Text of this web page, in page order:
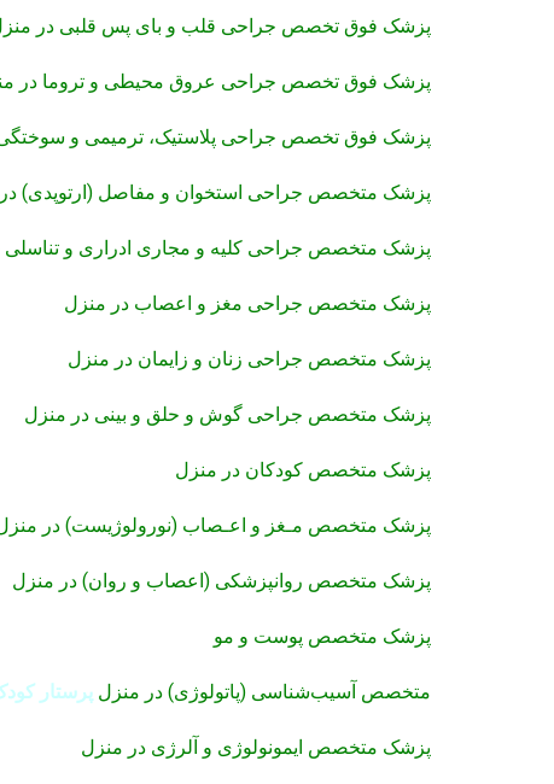
پزشک فوق تخصص جراحی قلب و بای پس قلبی در
پزشک فوق تخصص جراحی عروق محیطی و تروما در
پزشک فوق تخصص جراحی پلاستیک، ترمیمی و
پزشک متخصص جراحی استخوان و مفاصل (ارتوپدی)
پزشک متخصص جراحی کلیه و مجاری ادراری و تناسلی
پزشک متخصص جراحی مغز و اعصاب در منزل
پزشک متخصص جراحی زنان و زایمان در منزل
پزشک متخصص جراحی گوش و حلق و بینی در منزل
پزشک متخصص کودکان در منزل
پزشک متخصص مـغز و اعـصاب (نورولوژیست) در
پزشک متخصص روانپزشکی (اعصاب و روان) در منزل
پزشک متخصص پوست و مو
متخصص آسیب‌شناسی (پاتولوژی) در منزل پرستار
پزشک متخصص ایمونولوژی و آلرژی در منزل